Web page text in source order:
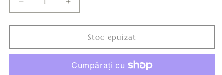
Reduceți
cantitatea
pentru
box
Creșteți
cantitatea
pentru
Premium
box
Cercei
Stoc epuizat